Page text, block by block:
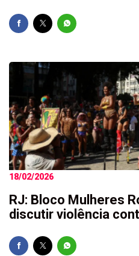
18/02/2026
RJ: Bloco Mulheres
discutir violência